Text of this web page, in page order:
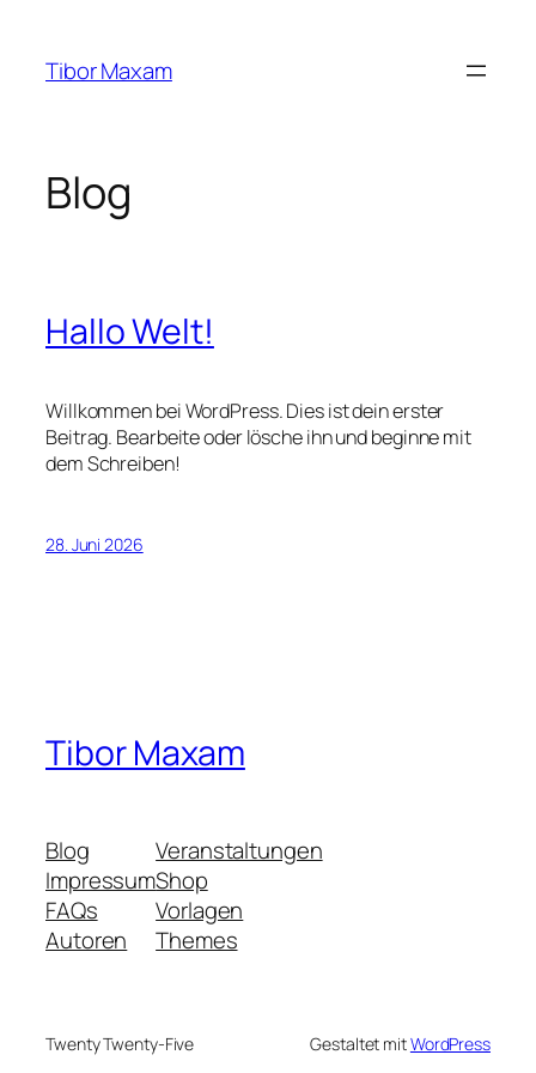
springen
Tibor Maxam
Blog
Hallo Welt!
Willkommen bei WordPress. Dies ist dein erster
Beitrag. Bearbeite oder lösche ihn und beginne mit
dem Schreiben!
28. Juni 2026
Tibor Maxam
Blog
Impressum
FAQs
Autoren
Veranstaltungen
Shop
Vorlagen
Themes
Twenty Twenty-Five Gestaltet mitWordPress